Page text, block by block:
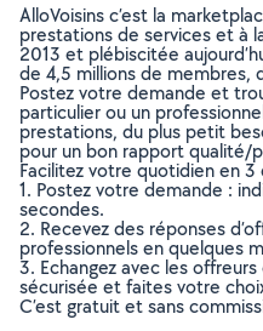
AlloVoisins c’est la
prestations de services et à
2013 et plébiscitée
de 4,5 millions de
Postez votre demande et
particulier ou un
prestations, du plus petit
pour un bon rapport qualité/
Facilitez votre quotidien en 3
1. Postez votre demande :
secondes.
2. Recevez des réponses
professionnels en quelques
3. Echangez avec les
sécurisée et faites votre
C’est gratuit et sans